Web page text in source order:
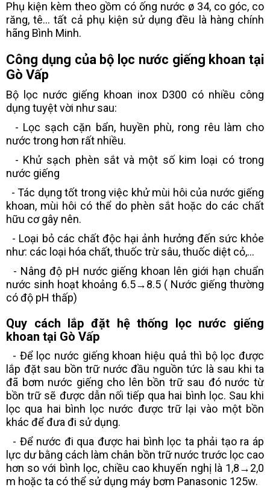
Phụ kiện kèm theo gồm có ống nước ø 34, co góc, co
răng, tê... tất cả phụ kiện sử dụng đều là hàng chính
hãng Bình Minh.
Công dụng của bộ lọc nước giếng khoan tại
Gò Vấp
Bộ lọc nước giếng khoan inox D300 có nhiều công
dụng tuyệt vời như sau:
- Lọc sạch cặn bẩn, huyền phù, rong rêu làm cho
nước trong hơn rất nhiều.
- Khử sạch phèn sắt và một số kim loại có trong
nước giếng
- Tác dụng tốt trong việc khử mùi hôi của nước giếng
khoan, mùi hôi có thể do phèn sắt hoặc do các chất
hữu cơ gây nên.
- Loại bỏ các chất độc hại ảnh hưởng đến sức khỏe
như: các loại hóa chất, thuốc trừ sâu, thuốc diệt cỏ,...
- Nâng độ pH nước giếng khoan lên giới hạn chuẩn
nước sinh hoạt khoảng 6.5→8.5 ( Nước giếng thường
có độ pH thấp)
Quy cách lắp đặt hệ thống lọc nước giếng
khoan tại Gò Vấp
- Để lọc nước giếng khoan hiệu quả thì bộ lọc được
lắp đặt sau bồn trữ nước đầu nguồn tức là sau khi ta
đã bơm nước giếng cho lên bồn trữ sau đó nước từ
bồn trữ sẽ được dẫn nối tiếp qua hai bình lọc. Sau khi
lọc qua hai bình lọc nước được trữ lại vào một bồn
khác để đưa đi sử dụng.
- Để nước đi qua được hai bình lọc ta phải tạo ra áp
lực dư bằng cách làm chân bồn trữ nước trước lọc cao
hơn so với bình lọc, chiều cao khuyến nghị là 1,8→2,0
m hoặc ta có thể sử dụng máy bơm Panasonic 125w.